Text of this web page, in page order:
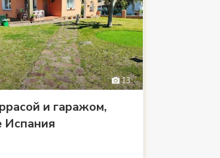
13
и гаражом,
Испания